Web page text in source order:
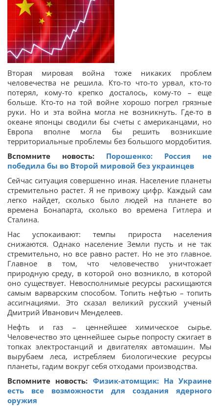
Вторая мировая война тоже никаких проблем
человечества не решила. Кто-то что-то урвал, кто-то
потерял, кому-то крепко досталось, кому-то – еще
больше. Кто-то на той войне хорошо погрел грязные
руки. Но и эта война могла не возникнуть. Где-то в
океане японцы сводили бы счеты с американцами, но
Европа вполне могла бы решить возникшие
территориальные проблемы без большого мордобития.
Вспомните новость: Порошенко: Россия не
победила бы во Второй мировой без украинцев
Сейчас ситуация совершенно иная. Население планеты
стремительно растет. Я не привожу цифр. Каждый сам
легко найдет, сколько было людей на планете во
времена Бонапарта, сколько во времена Гитлера и
Сталина.
Нас успокаивают: темпы прироста населения
снижаются. Однако население Земли пусть и не так
стремительно, но все равно растет. Но не это главное.
Главное в том, что человечество уничтожает
природную среду, в которой оно возникло, в которой
оно существует. Невосполнимые ресурсы расхищаются
самым варварским способом. Топить нефтью – топить
ассигнациями. Это сказал великий русский ученый
Дмитрий Иванович Менделеев.
Нефть и газ – ценнейшее химическое сырье.
Человечество это ценнейшее сырье попросту сжигает в
топках электростанций и двигателях автомашин. Мы
вырубаем леса, истребляем биологические ресурсы
планеты, гадим вокруг себя отходами производства.
Вспомните новость: Физик-атомщик: На Украине
есть все возможности для создания ядерного
оружия